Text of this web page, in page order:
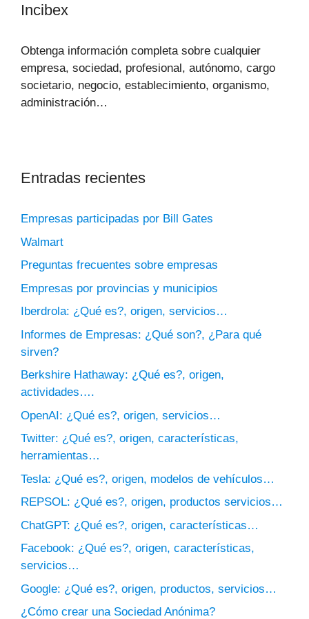
Incibex
Obtenga información completa sobre cualquier
empresa, sociedad, profesional, autónomo, cargo
societario, negocio, establecimiento, organismo,
administración…
Entradas recientes
Empresas participadas por Bill Gates
Walmart
Preguntas frecuentes sobre empresas
Empresas por provincias y municipios
Iberdrola: ¿Qué es?, origen, servicios…
Informes de Empresas: ¿Qué son?, ¿Para qué
sirven?
Berkshire Hathaway: ¿Qué es?, origen,
actividades….
OpenAI: ¿Qué es?, origen, servicios…
Twitter: ¿Qué es?, origen, características,
herramientas…
Tesla: ¿Qué es?, origen, modelos de vehículos…
REPSOL: ¿Qué es?, origen, productos servicios…
ChatGPT: ¿Qué es?, origen, características…
Facebook: ¿Qué es?, origen, características,
servicios…
Google: ¿Qué es?, origen, productos, servicios…
¿Cómo crear una Sociedad Anónima?